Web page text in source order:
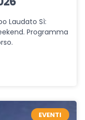
Laudato Sì:
Programma
EVENTI